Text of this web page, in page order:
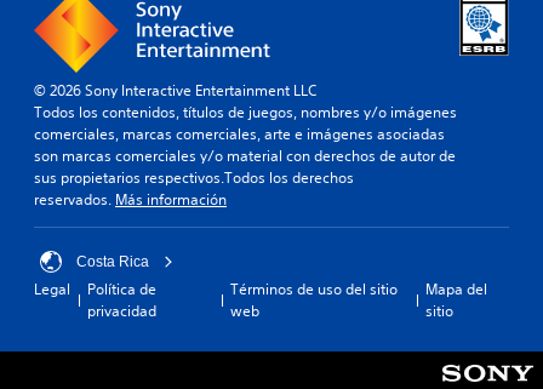
© 2026 Sony Interactive Entertainment LLC
Todos los contenidos, títulos de juegos, nombres y/o imágenes
comerciales, marcas comerciales, arte e imágenes asociadas
son marcas comerciales y/o material con derechos de autor de
sus propietarios respectivos.Todos los derechos
reservados. Más información
Costa Rica
Legal
Política de
privacidad
Términos de uso del sitio
web
Mapa del
sitio